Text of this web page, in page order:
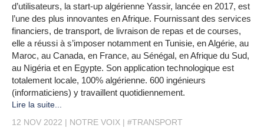
d’utilisateurs, la start-up algérienne Yassir, lancée en 2017, est
l’une des plus innovantes en Afrique. Fournissant des services
financiers, de transport, de livraison de repas et de courses,
elle a réussi à s’imposer notamment en Tunisie, en Algérie, au
Maroc, au Canada, en France, au Sénégal, en Afrique du Sud,
au Nigéria et en Egypte. Son application technologique est
totalement locale, 100% algérienne. 600 ingénieurs
(informaticiens) y travaillent quotidiennement.
Lire la suite...
12 NOV 2022
NOTRE VOIX #TRANSPORT